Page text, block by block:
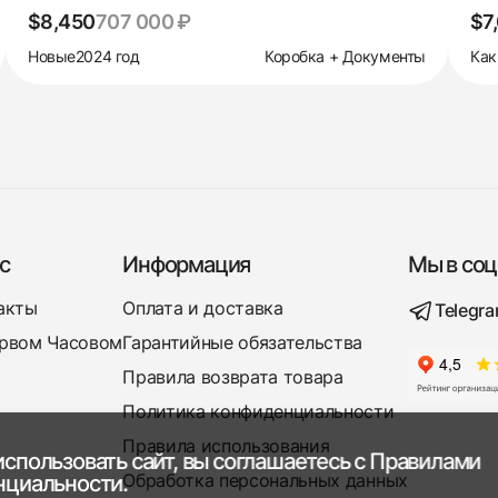
$8,450707 000 ₽
Новые2024 год Коробка + Документы
Часовом
Информация
Оплата и доставка
Гарантийные обязательства
Правила возврата товара
Политика конфиденциальности
Правила использования
Обработка персональных данных
Мы в
сайт, вы соглашаетесь сПравилами